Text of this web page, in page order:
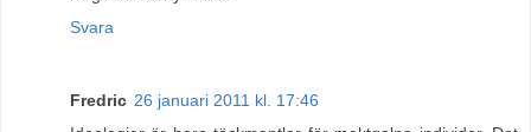
Svara
Fredric 26 januari 2011 kl. 17:46